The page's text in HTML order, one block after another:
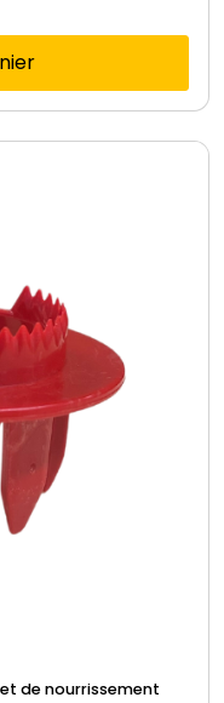
de nourrissement